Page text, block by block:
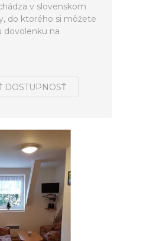
v slovenskom
do ktorého si môžete
dovolenku na
DOSTUPNOSŤ